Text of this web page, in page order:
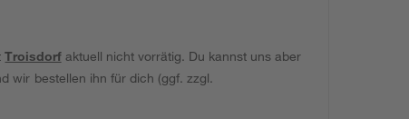
Troisdorfaktuell nicht vorrätig. Du kannst uns aber
wir bestellen ihn für dich (ggf. zzgl.